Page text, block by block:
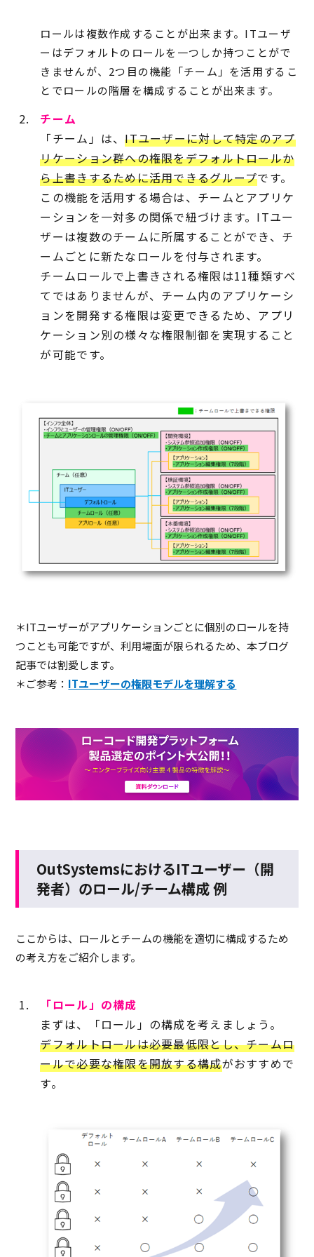
ロールは複数作成することが出来ます。ITユーザ
ーはデフォルトのロールを一つしか持つことがで
きませんが、2つ目の機能「チーム」を活用するこ
とでロールの階層を構成することが出来ます。
チーム
「チーム」は、ITユーザーに対して特定のアプ
リケーション群への権限をデフォルトロールか
ら上書きするために活用できるグループです。
この機能を活用する場合は、チームとアプリケ
ーションを一対多の関係で紐づけます。ITユー
ザーは複数のチームに所属することができ、チ
ームごとに新たなロールを付与されます。
チームロールで上書きされる権限は11種類すべ
てではありませんが、チーム内のアプリケーシ
ョンを開発する権限は変更できるため、アプリ
ケーション別の様々な権限制御を実現すること
が可能です。
＊ITユーザーがアプリケーションごとに個別のロールを持
つことも可能ですが、利用場面が限られるため、本ブログ
記事では割愛します。
＊ご参考： ITユーザーの権限モデルを理解する
OutSystemsにおけるITユーザー（開
発者）のロール/チーム構成 例
ここからは、ロールとチームの機能を適切に構成するため
の考え方をご紹介します。
「ロール」の構成
まずは、「ロール」の構成を考えましょう。
デフォルトロールは必要最低限とし、チームロ
ールで必要な権限を開放する構成がおすすめで
す。